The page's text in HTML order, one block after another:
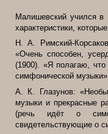
Малишевский учился в
характеристики,
Н. А. Римский-
«Очень способен,
(1900). «Я полагаю,
симфонической
А. К. Глазунов:
музыки и прекрасные
(речь идёт о
свидетельствующие о